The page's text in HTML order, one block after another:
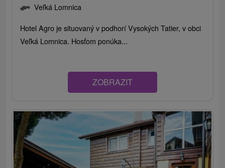
Veľká Lomnica
Hotel Agro je situovaný v podhorí Vysokých Tatier, v obci
Veľká Lomnica. Hosťom ponúka...
ZOBRAZIT